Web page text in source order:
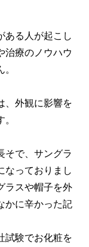
ある人が起こし
治療のノウハウ
、外観に影響を
そで、サングラ
なっておりまし
ラスや帽子を外
かに辛かった記
試験でお化粧を